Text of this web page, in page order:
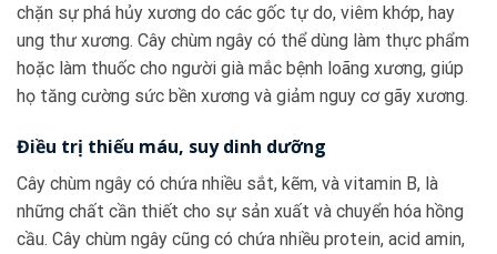
chặn sự phá hủy xương do các gốc tự do, viêm khớp, hay
ung thư xương. Cây chùm ngây có thể dùng làm thực phẩm
hoặc làm thuốc cho người già mắc bệnh loãng xương, giúp
họ tăng cường sức bền xương và giảm nguy cơ gãy xương.
Điều trị thiếu máu, suy dinh dưỡng
Cây chùm ngây có chứa nhiều sắt, kẽm, và vitamin B, là
những chất cần thiết cho sự sản xuất và chuyển hóa hồng
cầu. Cây chùm ngây cũng có chứa nhiều protein, acid amin,